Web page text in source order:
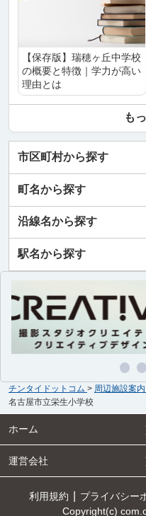
【保存版】瑞穂ヶ丘中学校
の概要と特徴｜学力が高い
理由とは
も
市区町村から探す
町名から探す
沿線名から探す
駅名から探す
チンタイドットコム > 周辺施設案内
名古屋市立栄生小学校
ホーム
運営会社
利用規約 プライバシー
Copyright(c)